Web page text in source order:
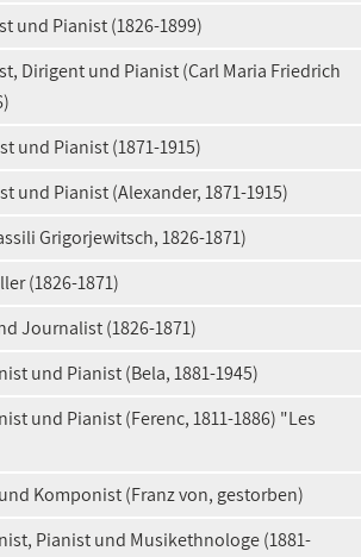
und Pianist (1826-1899)
Dirigent und Pianist (Carl Maria Friedrich
und Pianist (1871-1915)
und Pianist (Alexander, 1871-1915)
Grigorjewitsch, 1826-1871)
(1826-1871)
Journalist (1826-1871)
und Pianist (Bela, 1881-1945)
und Pianist (Ferenc, 1811-1886) "Les
Komponist (Franz von, gestorben)
Pianist und Musikethnologe (1881-